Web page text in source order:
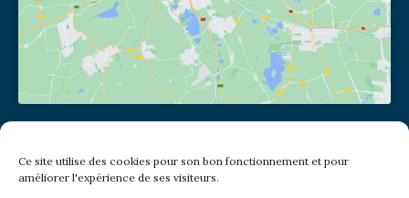
Ce site utilise des cookies pour son bon fonctionnement et pour
améliorer l'expérience de ses visiteurs.
(pas de courrier à cette adresse)
2 place Jules Joffrin - 75018